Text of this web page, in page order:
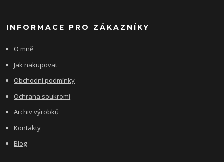
INFORMACE PRO ZÁKAZNÍKY
O mně
Jak nakupovat
Obchodní podmínky
Ochrana soukromí
Archiv výrobků
Kontakty
Blog